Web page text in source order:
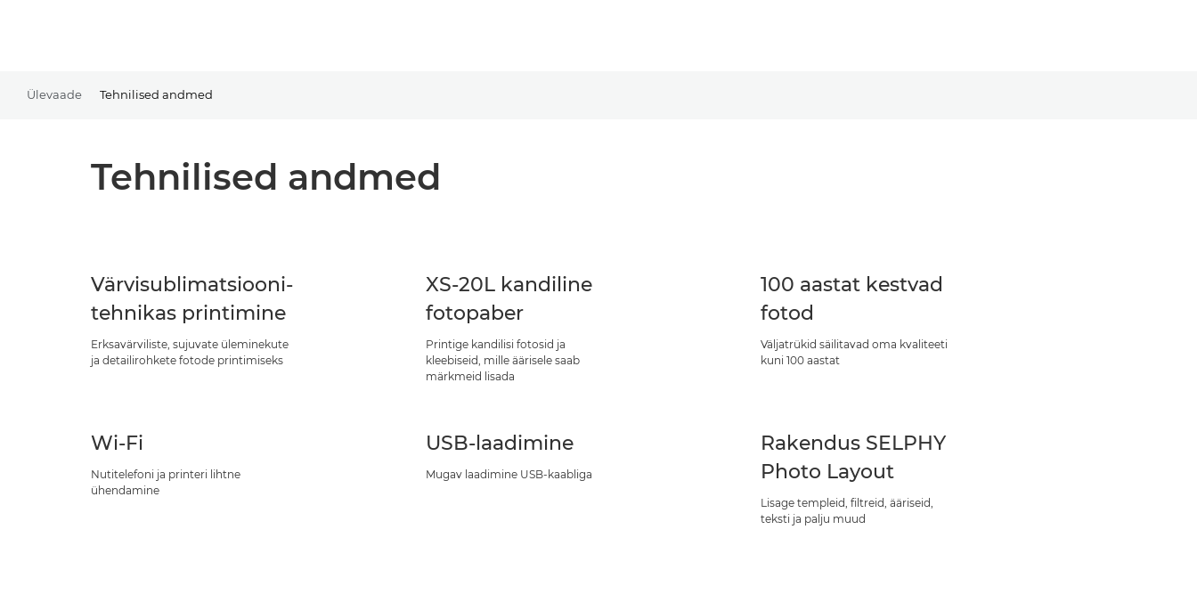
Ülevaade Tehnilised andmed
Tehnilised andmed
Värvisublimatsiooni­
tehnikas printimine
Erksavärviliste, sujuvate üleminekute
ja detailirohkete fotode printimiseks
XS-20L kandiline
fotopaber
Printige kandilisi fotosid ja
kleebiseid, mille äärisele saab
märkmeid lisada
100 aastat kestvad
fotod
Väljatrükid säilitavad oma kvaliteeti
kuni 100 aastat
Wi-Fi
Nutitelefoni ja printeri lihtne
ühendamine
USB-laadimine
Mugav laadimine USB-kaabliga
Rakendus SELPHY
Photo Layout
Lisage templeid, filtreid, ääriseid,
teksti ja palju muud